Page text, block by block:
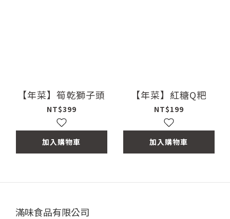
【年菜】筍乾獅子頭
NT$399
加入購物車
【年菜】紅糖Q粑
NT$199
加入購物車
滿味食品有限公司